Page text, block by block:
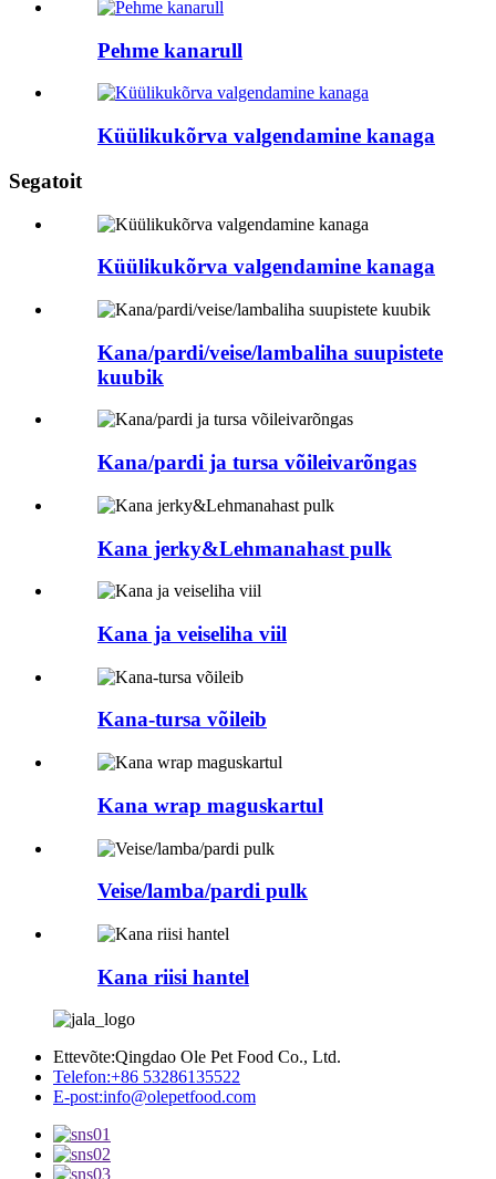
Pehme kanarull
Küülikukõrva valgendamine kanaga
Segatoit
Küülikukõrva valgendamine kanaga
Kana/pardi/veise/lambaliha suupistete
kuubik
Kana/pardi ja tursa võileivarõngas
Kana jerky&Lehmanahast pulk
Kana ja veiseliha viil
Kana-tursa võileib
Kana wrap maguskartul
Veise/lamba/pardi pulk
Kana riisi hantel
Ettevõte:Qingdao Ole Pet Food Co., Ltd.
Telefon:+86 53286135522
E-post:info@olepetfood.com